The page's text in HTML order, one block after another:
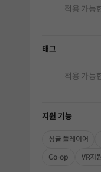
적용 가능
태그
적용 가능
지원 기능
싱글 플레이어
Co-op
VR지